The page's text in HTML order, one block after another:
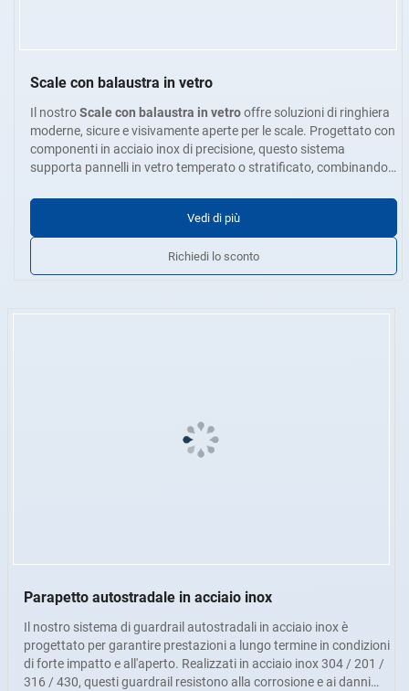
Scale con balaustra in vetro
Il nostroScale con balaustra in vetrooffre soluzioni di ringhiera
moderne, sicure e visivamente aperte per le scale. Progettato con
componenti in acciaio inox di precisione, questo sistema
supporta pannelli in vetro temperato o stratificato, combinando
- Spessore della parete: 0,4 mm - 5,0 mm
: Spazzolato, lucidato a specchio, opaco o
sabbiato.
: Dimensioni, posizioni dei fori, angoli, tappi
di chiusura e stile della staffa
Tutti i pezzi sono prodotti con una rigorosa planarità superficiale
e coerenza strutturale - senza graffi, ammaccature, difetti di
durata.
Vedi di più
Richiedi lo sconto
Parapetto autostradale in acciaio inox
Il nostro sistema di guardrail autostradali in acciaio inox è
progettato per garantire prestazioni a lungo termine in condizioni
di forte impatto e all'aperto. Realizzati in acciaio inox 304 / 201 /
316 / 430, questi guardrail resistono alla corrosione e ai danni